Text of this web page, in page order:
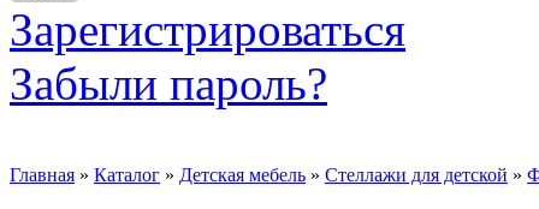
Зарегистрироваться
Забыли пароль?
Главная » Каталог » Детская мебель » Стеллажи для детской »